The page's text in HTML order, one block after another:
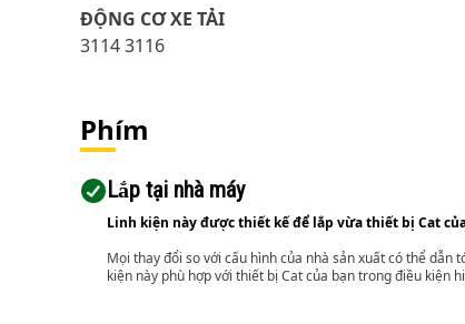
ĐỘNG CƠ XE TẢI
3114 3116
Phím
Lắp tại nhà máy
Linh kiện này được thiết kế để lắp vừa thiết bị Cat
Mọi thay đổi so với cấu hình của nhà sản xuất có thể
kiện này phù hợp với thiết bị Cat của bạn trong điều kiện